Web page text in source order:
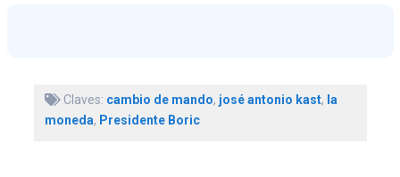
Claves: cambio de mando, josé antonio kast, la
moneda, Presidente Boric